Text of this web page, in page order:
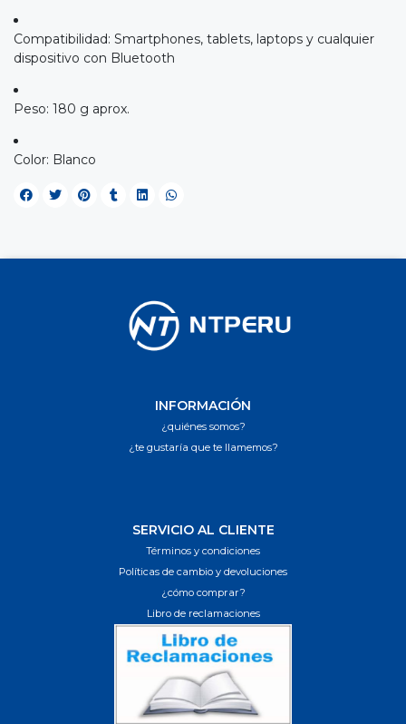
Compatibilidad: Smartphones, tablets, laptops y cualquier
dispositivo con Bluetooth
Peso: 180 g aprox.
Color: Blanco
INFORMACIÓN
¿quiénes somos?
¿te gustaría que te llamemos?
SERVICIO AL CLIENTE
Términos y condiciones
Políticas de cambio y devoluciones
¿cómo comprar?
Libro de reclamaciones